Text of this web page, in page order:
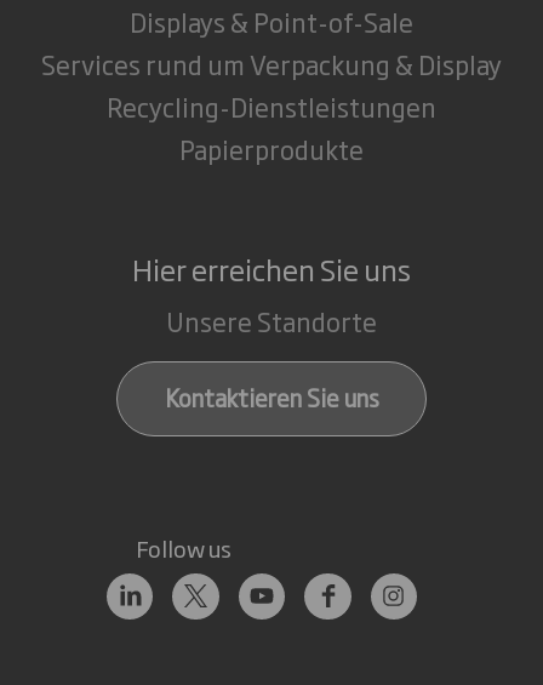
Displays & Point-of-Sale
Services rund um Verpackung & Display
Recycling-Dienstleistungen
Papierprodukte
Hier erreichen Sie uns
Unsere Standorte
Kontaktieren Sie uns
Follow us